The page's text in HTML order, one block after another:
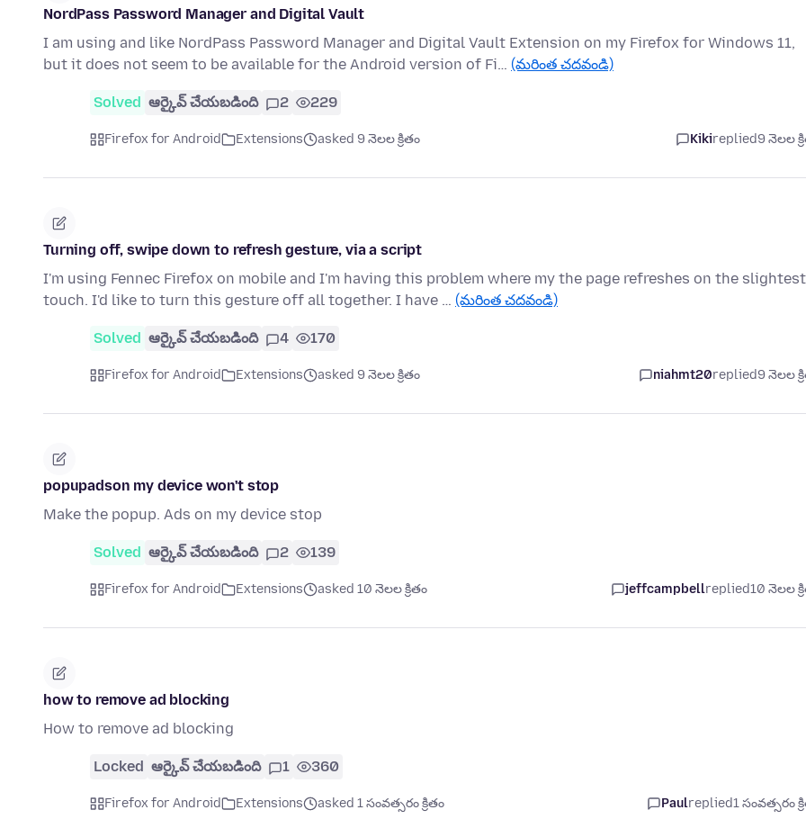
NordPass Password Manager and Digital Vault
I am using and like NordPass Password Manager and Digital Vault Extension on my Firefox for Windows 11,
but it does not seem to be available for the Android version of Fi… (మరింత చదవండి)
Solved ఆర్కైవ్ చేయబడింది 2 229
Firefox for Android Extensions asked 9 నెలల క్రితం Kikireplied9 నెలల
Turning off, swipe down to refresh gesture, via a script
I'm using Fennec Firefox on mobile and I'm having this problem where my the page refreshes on the slightest
touch. I'd like to turn this gesture off all together. I have … (మరింత చదవండి)
Solved ఆర్కైవ్ చేయబడింది 4 170
Firefox for Android Extensions asked 9 నెలల క్రితం niahmt20replied9 నెలల
popupadson my device won't stop
Make the popup. Ads on my device stop
Solved ఆర్కైవ్ చేయబడింది 2 139
Firefox for Android Extensions asked 10 నెలల క్రితం jeffcampbellreplied10 నెలల
how to remove ad blocking
How to remove ad blocking
Locked ఆర్కైవ్ చేయబడింది 1 360
Firefox for Android Extensions asked 1 సంవత్సరం క్రితం Paulreplied1 సంవత్సరం